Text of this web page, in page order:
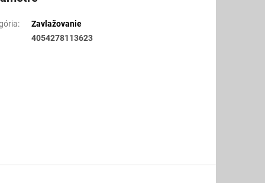
:
Zavlažovanie
4054278113623